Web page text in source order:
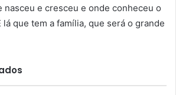
nasceu e cresceu e onde conheceu o
lá que tem a família, que será o grande